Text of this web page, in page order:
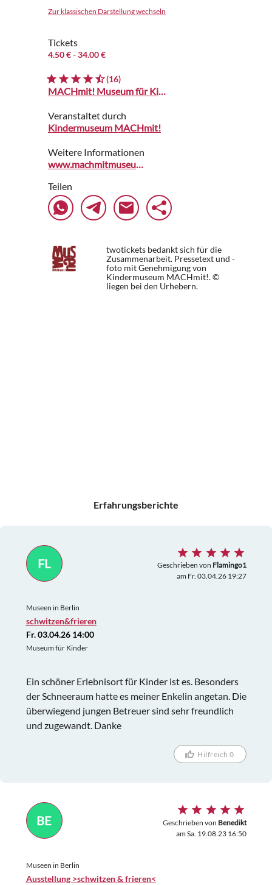
Zur klassischen Darstellung wechseln
Tickets
4.50 €- 34.00 €
(16)
MACHmit! Museum für Kinder
Veranstaltet durch
Kindermuseum MACHmit!
Weitere Informationen
www.machmitmuseum.de
Teilen
twotickets bedankt sich für die
Zusammenarbeit. Pressetext und -
foto mit Genehmigung von
Kindermuseum MACHmit!. ©
liegen bei den Urhebern.
Erfahrungsberichte
FL Geschrieben von Flamingo1
am Fr. 03.04.26 19:27
Museen in Berlin
schwitzen&frieren
Fr. 03.04.26 14:00
Museum für Kinder
Ein schöner Erlebnisort für Kinder ist es. Besonders
der Schneeraum hatte es meiner Enkelin angetan. Die
überwiegend jungen Betreuer sind sehr freundlich
und zugewandt. Danke
Hilfreich 0
BE Geschrieben von Benedikt
am Sa. 19.08.23 16:50
Museen in Berlin
Ausstellung >schwitzen & frieren<